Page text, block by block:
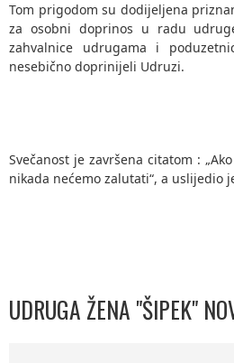
Tom prigodom su dodijeljena
za osobni doprinos u radu
zahvalnice udrugama i
nesebično doprinijeli Udruzi.
Svečanost je završena citatom :
nikada nećemo zalutati“, a uslijedio
UDRUGA ŽENA "ŠIPEK"